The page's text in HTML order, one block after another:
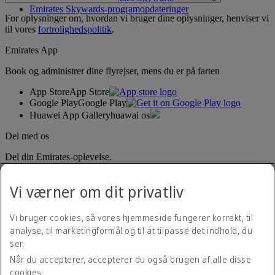
Emirates Skywards-programopdateringer
For oplysninger om, hvordan vi bruger dine oplysninger, henviser vi
til vores fortrolighedspolitik.
Emirates App
Book og administrer dine flyrejser, mens du er på farten
App StoreApp Store
Google PlayGoogle Play
Huawei App Galleryhuawai os
Del med os
Del din Emirates-oplevelse.
Tilgængelighedserklæring
Vi værner om dit privatliv
Vi bruger cookies, så vores hjemmeside fungerer korrekt, til
analyse, til marketingformål og til at tilpasse det indhold, du
ser.
Når du accepterer, accepterer du også brugen af alle disse
cookies.